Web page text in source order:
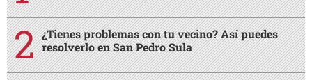
¿Tienes problemas con tu vecino? Así puedes
resolverlo en San Pedro Sula